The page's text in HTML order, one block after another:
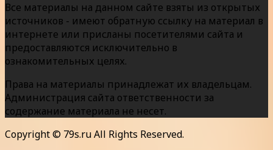
Все материалы на данном сайте взяты из открытых
источников - имеют обратную ссылку на материал в
интернете или присланы посетителями сайта и
предоставляются исключительно в
ознакомительных целях.
Права на материалы принадлежат их владельцам.
Администрация сайта ответственности за
содержание материала не несет.
Copyright © 79s.ru All Rights Reserved.